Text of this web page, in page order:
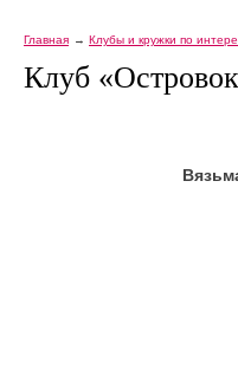
Главная Клубы и кружки по
Клуб